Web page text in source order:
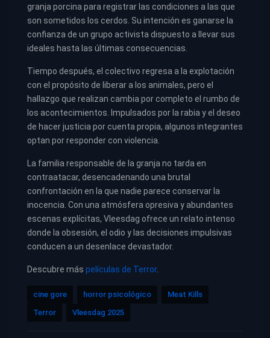
granja porcina para registrar las condiciones a las que
son sometidos los cerdos. Su intención es ganarse la
confianza de un grupo activista dispuesto a llevar sus
ideales hasta las últimas consecuencias.
Tiempo después, el colectivo regresa a la explotación
con el propósito de liberar a los animales, pero el
hallazgo que realizan cambia por completo el rumbo de
los acontecimientos. Impulsados por la rabia y el deseo
de hacer justicia por cuenta propia, algunos integrantes
optan por responder con violencia.
La familia responsable de la granja no tarda en
contraatacar, desencadenando una brutal
confrontación en la que nadie parece conservar la
inocencia. Con una atmósfera opresiva y abundantes
escenas explícitas, Vleesdag ofrece un relato intenso
donde la obsesión, el odio y las decisiones impulsivas
conducen a un desenlace devastador.
Descubre más películas de Terror.
cine gore horror psicológico
Meat Kills
Terror
Vleesdag 2025